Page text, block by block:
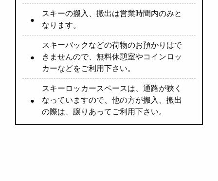
スキーの搬入、搬出は営業時間内のみと
なります。
スキーバックなどの荷物のお預かりはで
きませんので、無料休憩室やコインロッ
カーなどをご利用下さい。
スキーロッカースペースは、通路が狭く
なっていますので、他の方が搬入、搬出
の際は、譲りあってご利用下さい。